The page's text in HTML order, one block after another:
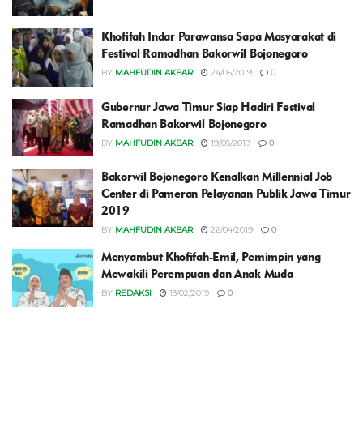
Khofifah Indar Parawansa Sapa Masyarakat di
Festival Ramadhan Bakorwil Bojonegoro
BY MAHFUDIN AKBAR 24/05/2019 0
Gubernur Jawa Timur Siap Hadiri Festival
Ramadhan Bakorwil Bojonegoro
BY MAHFUDIN AKBAR 19/05/2019 0
Bakorwil Bojonegoro Kenalkan Millennial Job
Center di Pameran Pelayanan Publik Jawa Timur
2019
BY MAHFUDIN AKBAR 26/04/2019 0
Menyambut Khofifah-Emil, Pemimpin yang
Mewakili Perempuan dan Anak Muda
BY REDAKSI 13/02/2019 0